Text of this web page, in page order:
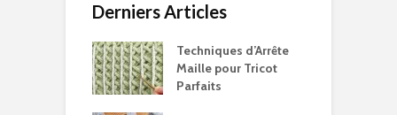
Derniers Articles
Techniques d’Arrête
Maille pour Tricot
Parfaits